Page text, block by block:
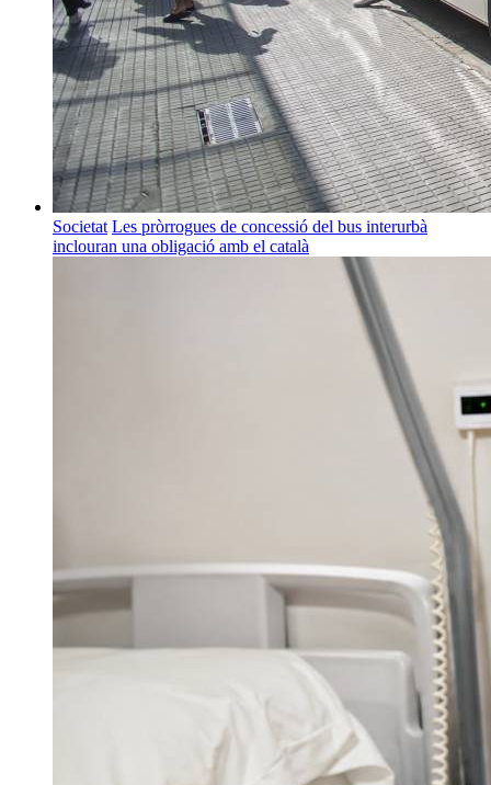
Societat Les pròrrogues de concessió del bus interurbà
inclouran una obligació amb el català